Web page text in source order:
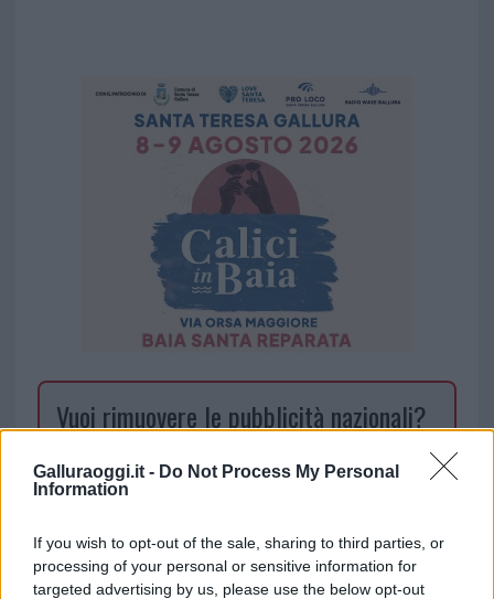
Galluraoggi.it - Do Not Process My Personal
Information
If you wish to opt-out of the sale, sharing to third parties, or
processing of your personal or sensitive information for
targeted advertising by us, please use the below opt-out
Vuoi rimuovere le pubblicità nazionali?
Puoi abbonarti asoli € 1,10 al mese
cliccando
Sei già abbonato?